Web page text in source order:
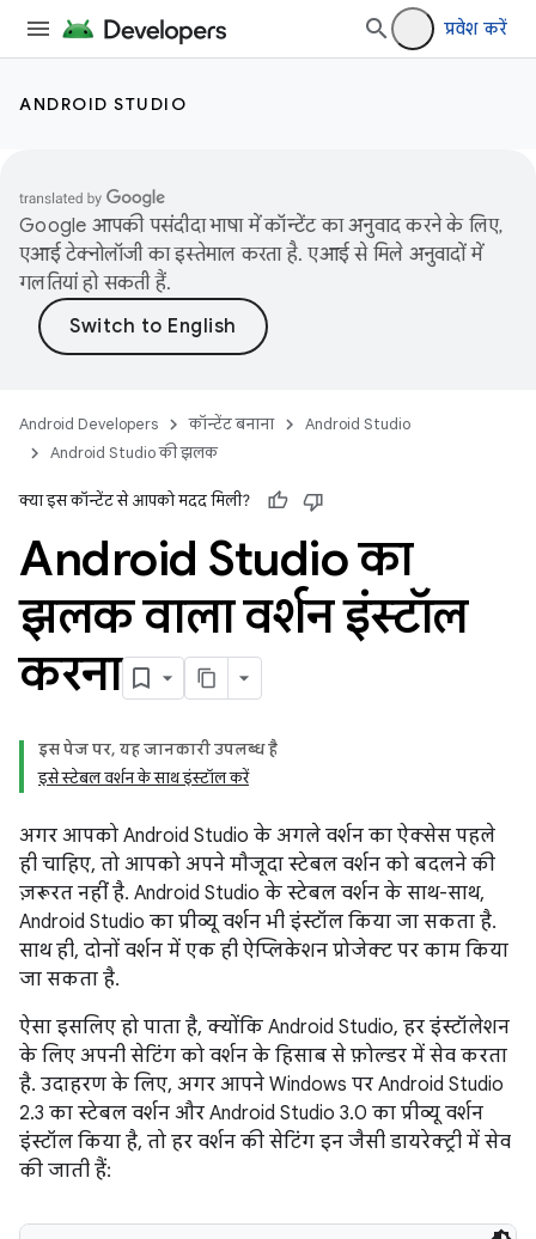
प्रवेश करें
ANDROID STUDIO
Google आपकी पसंदीदा भाषा में कॉन्टेंट का अनुवाद करने के लिए,
एआई टेक्नोलॉजी का इस्तेमाल करता है. एआई से मिले अनुवादों में
गलतियां हो सकती हैं.
Android Developers कॉन्टेंट बनाना
Android Studio
Android Studio की झलक
क्या इस कॉन्टेंट से आपको मदद मिली?
Android Studio का
झलक वाला वर्शन इंस्टॉल
करना
इस पेज पर, यह जानकारी उपलब्ध है
इसे स्टेबल वर्शन के साथ इंस्टॉल करें
अगर आपको Android Studio के अगले वर्शन का ऐक्सेस पहले
ही चाहिए, तो आपको अपने मौजूदा स्टेबल वर्शन को बदलने की
ज़रूरत नहीं है. Android Studio के स्टेबल वर्शन के साथ-साथ,
Android Studio का प्रीव्यू वर्शन भी इंस्टॉल किया जा सकता है.
साथ ही, दोनों वर्शन में एक ही ऐप्लिकेशन प्रोजेक्ट पर काम किया
जा सकता है.
ऐसा इसलिए हो पाता है, क्योंकि Android Studio, हर इंस्टॉलेशन
के लिए अपनी सेटिंग को वर्शन के हिसाब से फ़ोल्डर में सेव करता
है. उदाहरण के लिए, अगर आपने Windows पर Android Studio
2.3 का स्टेबल वर्शन और Android Studio 3.0 का प्रीव्यू वर्शन
इंस्टॉल किया है, तो हर वर्शन की सेटिंग इन जैसी डायरेक्ट्री में सेव
की जाती हैं: